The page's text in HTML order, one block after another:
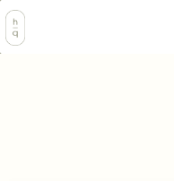
Zum
Inhalt
springen